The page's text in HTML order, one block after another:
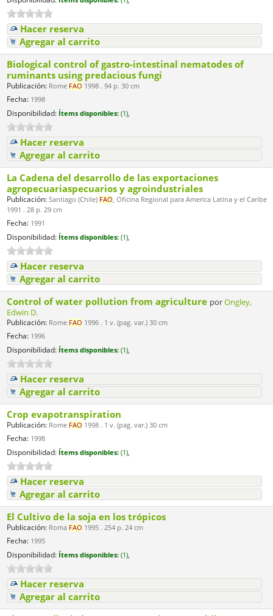
Hacer reserva
Agregar al carrito
Biological control of gastro-intestinal nematodes of
ruminants using predacious fungi
Publicación: Rome FAO 1998 . 94 p. 30 cm
Fecha: 1998
Disponibilidad: Ítems disponibles: (1),
Hacer reserva
Agregar al carrito
La Cadena del desarrollo de las exportaciones
agropecuariaspecuarios y agroindustriales
Publicación: Santiago (Chile) FAO, Oficina Regional para America Latina y el Caribe
1991 . 28 p. 29 cm
Fecha: 1991
Disponibilidad: Ítems disponibles: (1),
Hacer reserva
Agregar al carrito
Control of water pollution from agriculture porOngley,
Edwin D.
Publicación: Rome FAO 1996 . 1 v. (pag. var.) 30 cm
Fecha: 1996
Disponibilidad: Ítems disponibles: (1),
Hacer reserva
Agregar al carrito
Crop evapotranspiration
Publicación: Rome FAO 1998 . 1 v. (pag. var.) 30 cm
Fecha: 1998
Disponibilidad: Ítems disponibles: (1),
Hacer reserva
Agregar al carrito
El Cultivo de la soja en los trópicos
Publicación: Roma FAO 1995 . 254 p. 24 cm
Fecha: 1995
Disponibilidad: Ítems disponibles: (1),
Hacer reserva
Agregar al carrito